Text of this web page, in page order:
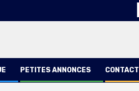
PETITES ANNONCES CONTACT